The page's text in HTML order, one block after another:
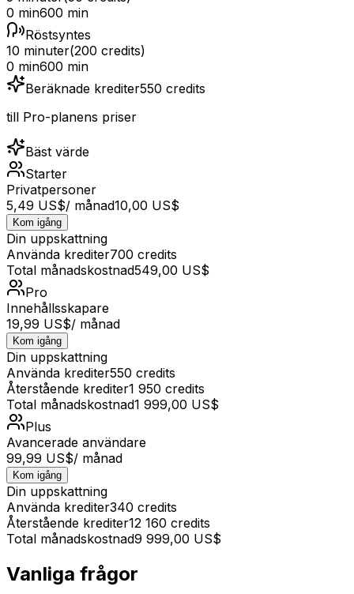
0 min600 min
Röstsyntes
10 minuter(200 credits)
0 min600 min
Beräknade krediter550 credits
till Pro-planens priser
Bäst värde
Starter
Privatpersoner
5,49 US$/ månad10,00 US$
Kom igång
Din uppskattning
Använda krediter700 credits
Total månadskostnad549,00 US$
Pro
Innehållsskapare
19,99 US$/ månad
Kom igång
Din uppskattning
Använda krediter550 credits
Återstående krediter1 950 credits
Total månadskostnad1 999,00 US$
Plus
Avancerade användare
99,99 US$/ månad
Kom igång
Din uppskattning
Använda krediter340 credits
Återstående krediter12 160 credits
Total månadskostnad9 999,00 US$
Vanliga frågor